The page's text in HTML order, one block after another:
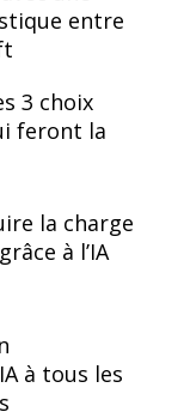
entre
3 choix
feront la
la charge
à l’IA
à tous les